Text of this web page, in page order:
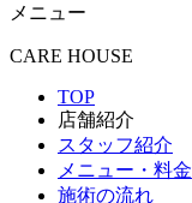
メニュー
CARE HOUSE
TOP
店舗紹介
スタッフ紹介
メニュー・料金
施術の流れ